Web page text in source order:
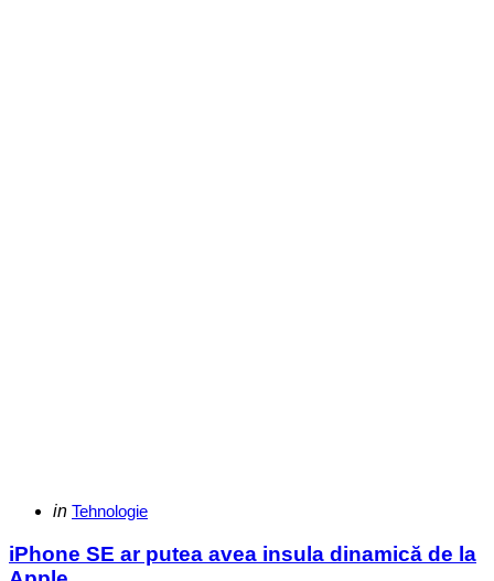
Categories
Posted
in Tehnologie
iPhone SE ar putea avea insula dinamică de la